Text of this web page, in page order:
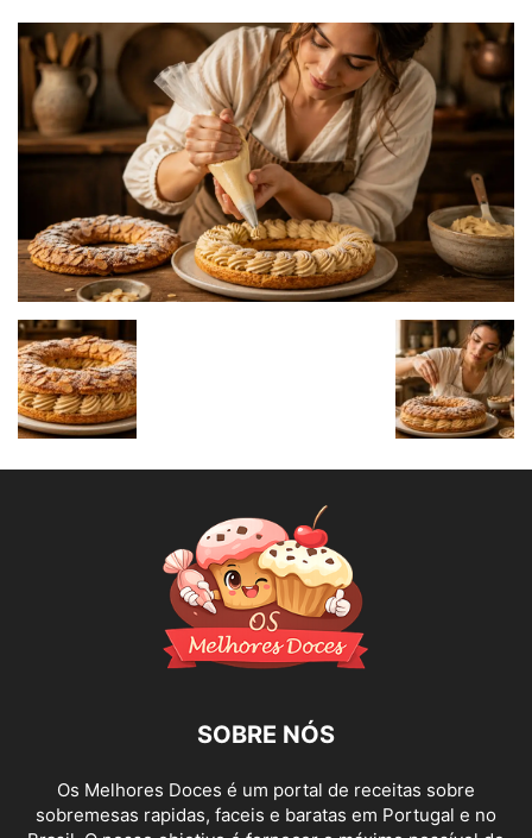
SOBRE NÓS
Os Melhores Doces é um portal de receitas sobre
sobremesas rapidas, faceis e baratas em Portugal e no